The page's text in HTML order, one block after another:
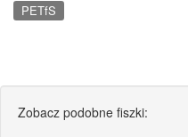
PETfS
Zobacz podobne fiszki: